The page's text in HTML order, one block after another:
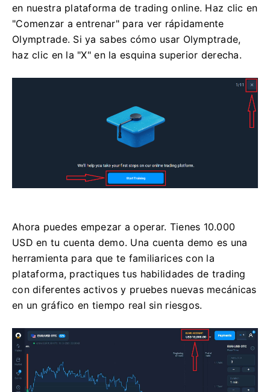
en nuestra plataforma de trading online. Haz clic en
"Comenzar a entrenar" para ver rápidamente
Olymptrade. Si ya sabes cómo usar Olymptrade,
haz clic en la "X" en la esquina superior derecha.
Ahora puedes empezar a operar. Tienes 10.000
USD en tu cuenta demo. Una cuenta demo es una
herramienta para que te familiarices con la
plataforma, practiques tus habilidades de trading
con diferentes activos y pruebes nuevas mecánicas
en un gráfico en tiempo real sin riesgos.